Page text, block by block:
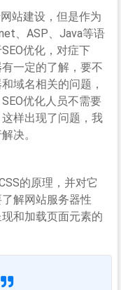
站建设，但是作为
、ASP、Java等语
优化，对症下
有一定的了解，要不
域名相关的问题，
优化人员不需要
样出现了问题，我
决。
的原理，并对它
解网站服务器性
和加载页面元素的